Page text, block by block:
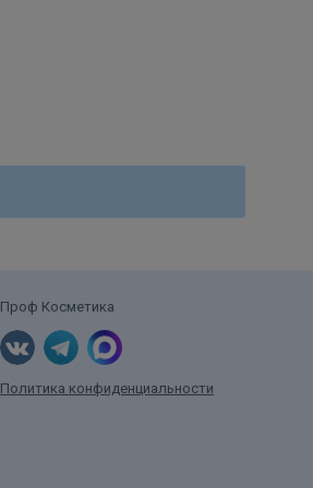
Проф Косметика
Политика конфиденциальности